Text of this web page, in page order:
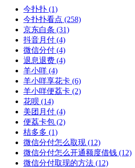
今扑扑 (1)
今扑扑看点 (258)
京东白条 (31)
抖音月付 (4)
微信分付 (4)
退息退费 (4)
羊小咩 (4)
羊小咩享花卡 (6)
羊小咩便荔卡 (2)
花呗 (14)
美团月付 (4)
便荔卡包 (2)
桔多多 (1)
微信分付怎么取现 (12)
微信分付怎么开通额度借钱 (12)
微信分付取现的方法 (12)